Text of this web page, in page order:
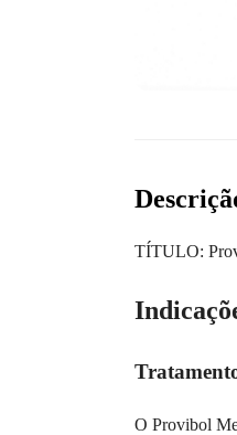
TÍTULO:
O Provibol